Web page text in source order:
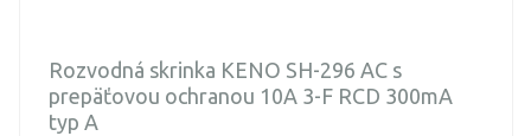
Rozvodná skrinka KENO SH-296 AC s
prepäťovou ochranou 10A 3-F RCD 300mA
typ A